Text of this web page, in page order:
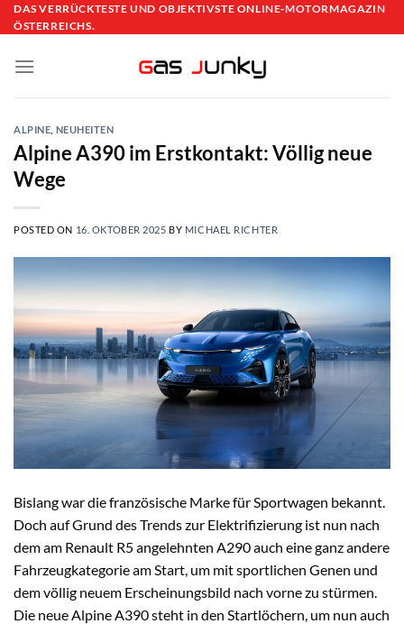
Skip
to
DAS VERRÜCKTESTE UND OBJEKTIVSTE ONLINE-MOTORMAGAZIN
ÖSTERREICHS.
ALPINE NEUHEITEN
Alpine A390 im Erstkontakt: Völlig neue
Wege
POSTED ON 16. OKTOBER 2025 BY MICHAEL RICHTER
Bislang war die französische Marke für Sportwagen bekannt.
Doch auf Grund des Trends zur Elektrifizierung ist nun nach
dem am Renault R5 angelehnten A290 auch eine ganz andere
Fahrzeugkategorie am Start, um mit sportlichen Genen und
dem völlig neuem Erscheinungsbild nach vorne zu stürmen.
Die neue Alpine A390 steht in den Startlöchern, um nun auch